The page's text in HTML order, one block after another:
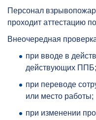
Персонал
проходит аттестацию
Внеочередная
при вводе в
действующих ППБ;
при переводе
или место работы;
при изменении